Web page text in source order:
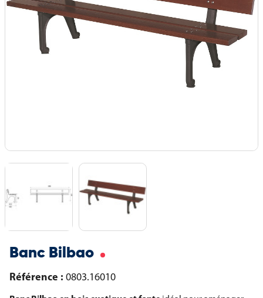
Banc Bilbao
Référence : 0803.16010